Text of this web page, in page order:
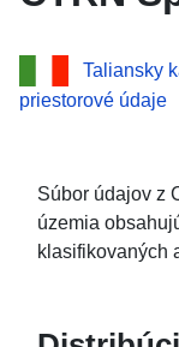
Taliansky
priestorové údaje
Súbor údajov z
územia
klasifikovaných